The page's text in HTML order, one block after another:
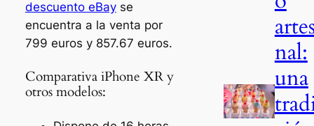
descuento eBayse
encuentra a la venta por
799 euros y 857.67 euros.
Comparativa iPhone XR y
otros modelos:
nal:
una